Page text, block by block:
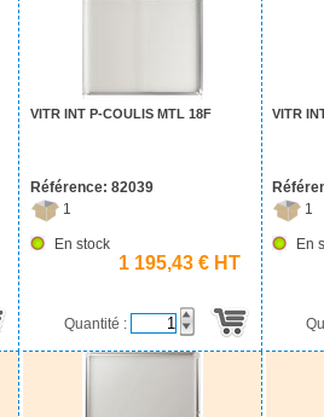
VITR INT P-COULIS MTL 18F
Référence: 82039
1
En stock
1 195,43 € HT
Quantité :
VITR
1
En